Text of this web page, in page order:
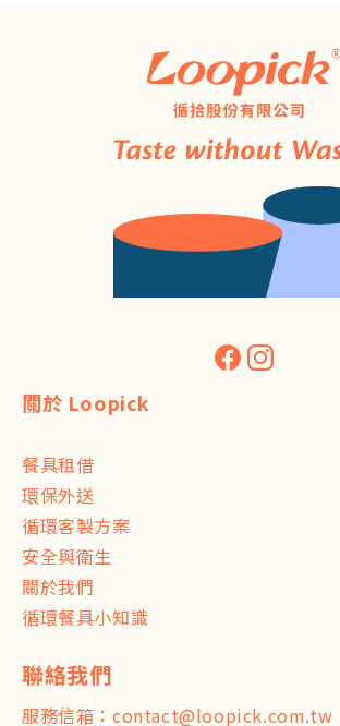
關於 Loopick
餐具租借
環保外送
循環客製方案
安全與衛生
關於我們
循環餐具小知識
服務信箱： contact@loopick.com.tw